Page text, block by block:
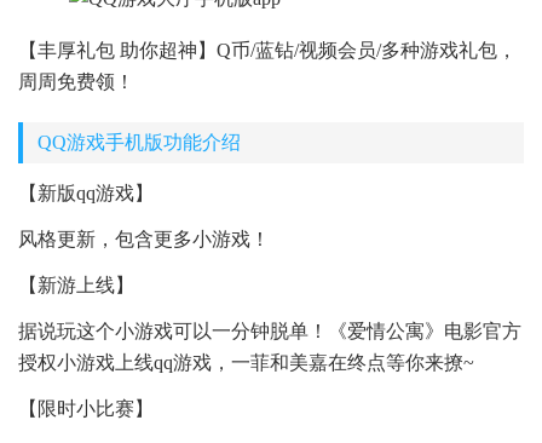
【丰厚礼包 助你超神】Q币/蓝钻/视频会员/多种游戏礼包，
周周免费领！
QQ游戏手机版功能介绍
【新版qq游戏】
风格更新，包含更多小游戏！
【新游上线】
据说玩这个小游戏可以一分钟脱单！《爱情公寓》电影官方
授权小游戏上线qq游戏，一菲和美嘉在终点等你来撩~
【限时小比赛】